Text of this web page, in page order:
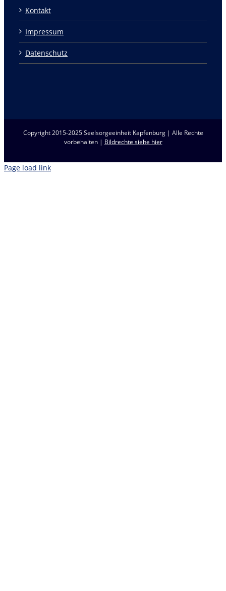
Kontakt
Impressum
Datenschutz
Copyright 2015-2025 Seelsorgeeinheit Kapfenburg | Alle Rechte
vorbehalten | Bildrechte siehe hier
Page load link